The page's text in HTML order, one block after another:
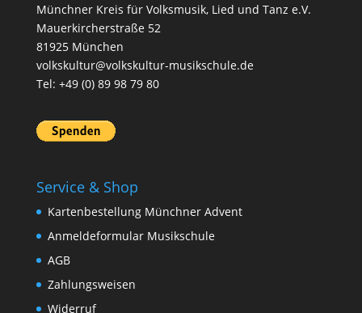
Münchner Kreis für Volksmusik, Lied und Tanz e.V.
Mauerkircherstraße 52
81925 München
volkskultur@volkskultur-musikschule.de
Tel: +49 (0) 89 98 79 80
Service & Shop
Kartenbestellung Münchner Advent
Anmeldeformular Musikschule
AGB
Zahlungsweisen
Widerruf